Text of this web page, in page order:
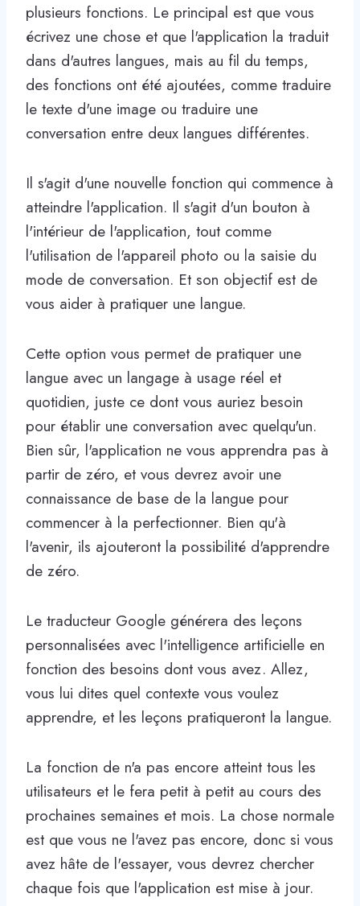
plusieurs fonctions. Le principal est que vous
écrivez une chose et que l'application la traduit
dans d'autres langues, mais au fil du temps,
des fonctions ont été ajoutées, comme traduire
le texte d'une image ou traduire une
conversation entre deux langues différentes.
Il s'agit d'une nouvelle fonction qui commence à
atteindre l'application. Il s'agit d'un bouton à
l'intérieur de l'application, tout comme
l'utilisation de l'appareil photo ou la saisie du
mode de conversation. Et son objectif est de
vous aider à pratiquer une langue.
Cette option vous permet de pratiquer une
langue avec un langage à usage réel et
quotidien, juste ce dont vous auriez besoin
pour établir une conversation avec quelqu'un.
Bien sûr, l'application ne vous apprendra pas à
partir de zéro, et vous devrez avoir une
connaissance de base de la langue pour
commencer à la perfectionner. Bien qu'à
l'avenir, ils ajouteront la possibilité d'apprendre
de zéro.
Le traducteur Google générera des leçons
personnalisées avec l'intelligence artificielle en
fonction des besoins dont vous avez. Allez,
vous lui dites quel contexte vous voulez
apprendre, et les leçons pratiqueront la langue.
La fonction de n'a pas encore atteint tous les
utilisateurs et le fera petit à petit au cours des
prochaines semaines et mois. La chose normale
est que vous ne l'avez pas encore, donc si vous
avez hâte de l'essayer, vous devrez chercher
chaque fois que l'application est mise à jour.